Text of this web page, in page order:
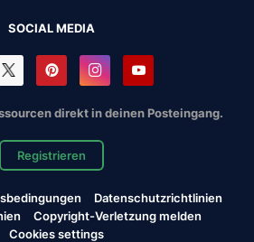
SOCIAL MEDIA
direkt in deinen Posteingang.
Registrieren
Datenschutzrichtlinien
Copyright-Verletzung melden
Cookies settings